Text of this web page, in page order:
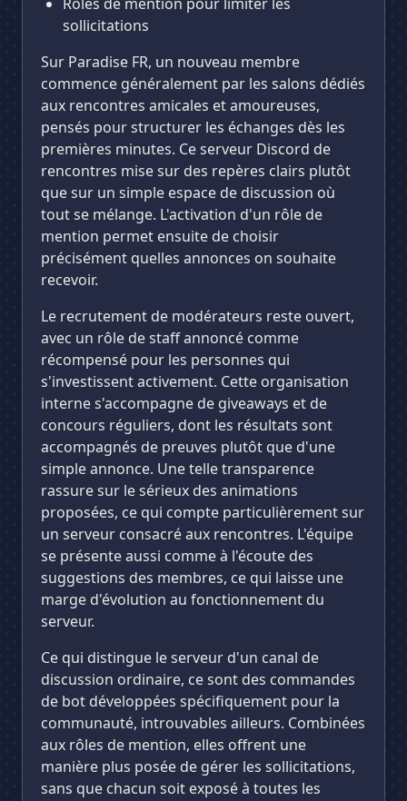
Rôles de mention pour limiter les
sollicitations
Sur Paradise FR, un nouveau membre
commence généralement par les salons dédiés
aux rencontres amicales et amoureuses,
pensés pour structurer les échanges dès les
premières minutes. Ce serveur Discord de
rencontres mise sur des repères clairs plutôt
que sur un simple espace de discussion où
tout se mélange. L'activation d'un rôle de
mention permet ensuite de choisir
précisément quelles annonces on souhaite
recevoir.
Le recrutement de modérateurs reste ouvert,
avec un rôle de staff annoncé comme
récompensé pour les personnes qui
s'investissent activement. Cette organisation
interne s'accompagne de giveaways et de
concours réguliers, dont les résultats sont
accompagnés de preuves plutôt que d'une
simple annonce. Une telle transparence
rassure sur le sérieux des animations
proposées, ce qui compte particulièrement sur
un serveur consacré aux rencontres. L'équipe
se présente aussi comme à l'écoute des
suggestions des membres, ce qui laisse une
marge d'évolution au fonctionnement du
serveur.
Ce qui distingue le serveur d'un canal de
discussion ordinaire, ce sont des commandes
de bot développées spécifiquement pour la
communauté, introuvables ailleurs. Combinées
aux rôles de mention, elles offrent une
manière plus posée de gérer les sollicitations,
sans que chacun soit exposé à toutes les